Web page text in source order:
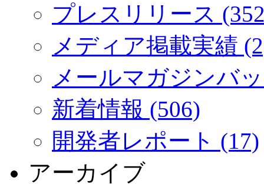
プレスリリース
メディア掲載実績
メールマガジンバ
新着情報 (506)
開発者レポート (17)
アーカイブ